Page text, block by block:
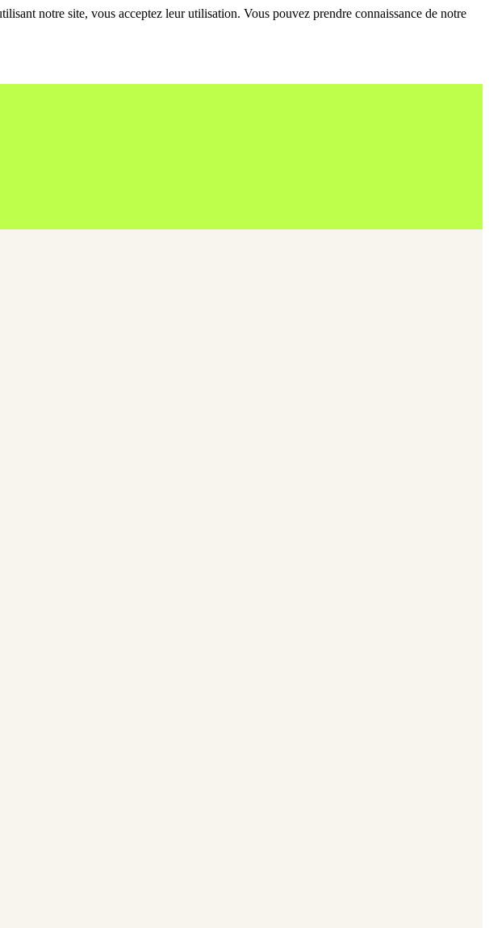
notre site, vous acceptez leur utilisation. Vous pouvez prendre connaissance de notre